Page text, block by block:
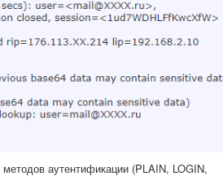
аутентификации (PLAIN, LOGIN,